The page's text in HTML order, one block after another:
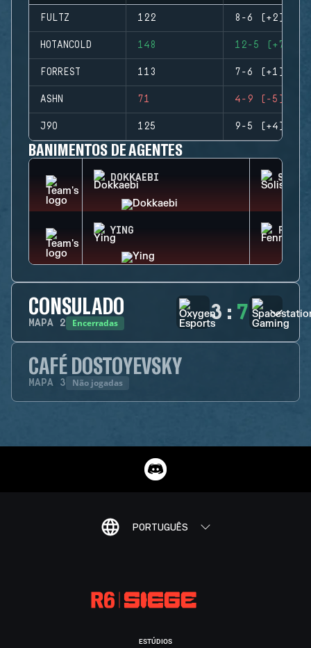
FULTZ 122 8-6 (+2)
HOTANCOLD 148 12-5 (+7)
FORREST 113 7-6 (+1)
ASHN 71 4-9 (-5)
J9O 125 9-5 (+4)
BANIMENTOS DE AGENTES
DOKKAEBI SOLIS
YING
CONSULADO
MAPA 2 Encerradas 3 : 7
CAFÉ DOSTOYEVSKY
MAPA 3 Não jogadas
PORTUGUÊS
ESTÚDIOS